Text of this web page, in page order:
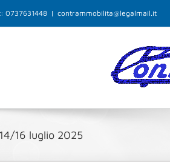
0737631448 | contrammobilita@legalmail.it
16 luglio 2025